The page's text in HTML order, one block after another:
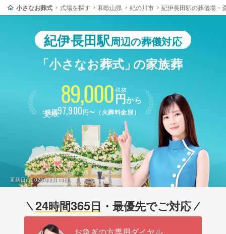
小さなお葬式 式場を探す 和歌山県 紀の川市 紀伊長田駅の葬儀場・
紀伊長田駅周辺の葬儀対応
「小さなお葬式」の家族葬
更新日：2026年2月13日
89,000 税抜
円から
税込97,900円〜（火葬料金別）
24時間365日 ・最優先でご対応
お急ぎの方専用ダイヤル